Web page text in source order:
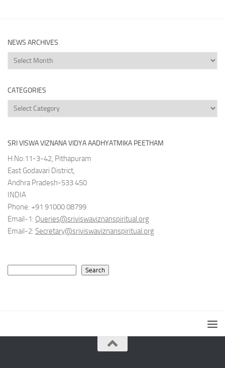
NEWS ARCHIVES
News
Archives
CATEGORIES
Categories
SRI VISWA VIZNANA VIDYA AADHYATMIKA PEETHAM
H.No:11-3-42, Pithapuram
East Godavari District,
Andhra Pradesh-533 450
INDIA
Phone: +91 91000 08799
Email-1: Queries@sriviswaviznanspiritual.org
Email-2: Secretary@sriviswaviznanspiritual.org
Search